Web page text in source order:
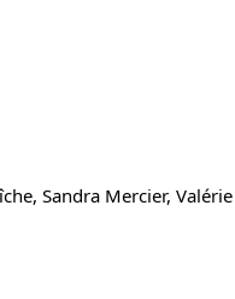
Sandra Mercier,